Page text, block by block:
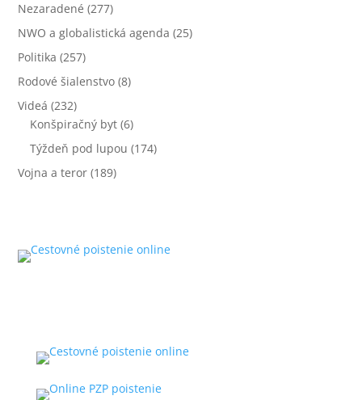
Nezaradené (277)
NWO a globalistická agenda (25)
Politika (257)
Rodové šialenstvo (8)
Videá (232)
Konšpiračný byt (6)
Týždeň pod lupou (174)
Vojna a teror (189)